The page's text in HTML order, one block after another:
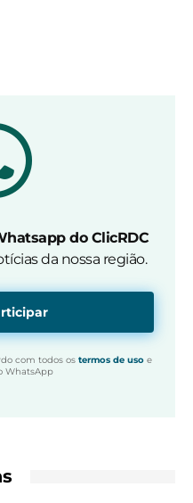
do ClicRDC
da nossa região.
com todos os termos de usoe
WhatsApp